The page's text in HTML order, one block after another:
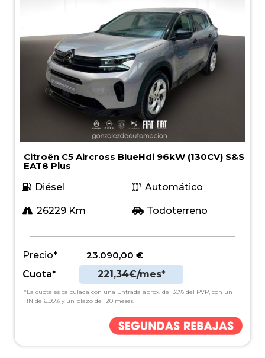
Citroën C5 Aircross BlueHdi 96kW (130CV) S&S
EAT8 Plus
Diésel
Automático
26229 Km Todoterreno
Precio* 23.090,00 €
Cuota*
221,34€/mes*
*La cuota es calculada con una Entrada aprox. del 30% del PVP, con un
TIN de 6.95% y un plazo de 120 meses.